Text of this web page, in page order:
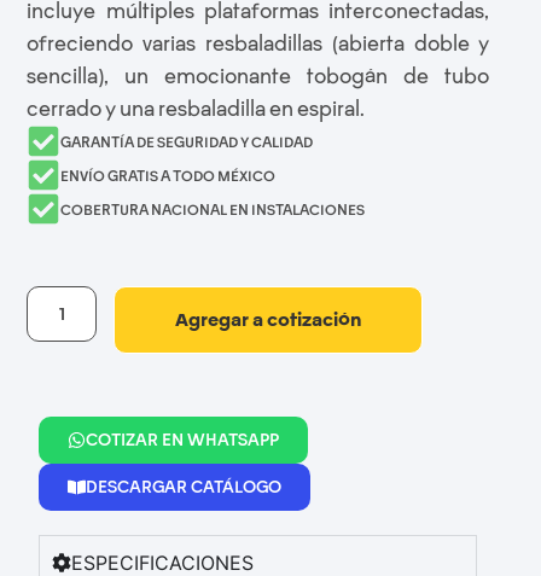
incluye múltiples plataformas interconectadas,
ofreciendo varias resbaladillas (abierta doble y
sencilla), un emocionante tobogán de tubo
cerrado y una resbaladilla en espiral.
GARANTÍA DE SEGURIDAD Y CALIDAD
ENVÍO GRATIS A TODO MÉXICO
COBERTURA NACIONAL EN INSTALACIONES
Agregar a cotización
COTIZAR EN WHATSAPP
DESCARGAR CATÁLOGO
ESPECIFICACIONES